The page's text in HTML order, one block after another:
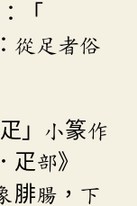
「
從足者俗
」小篆作
疋部》
腓腸，下